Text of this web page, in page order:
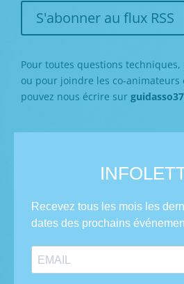
S'abonner au flux RSS
Pour toutes questions
ou pour joindre les co-animateurs
pouvez nous écrire sur